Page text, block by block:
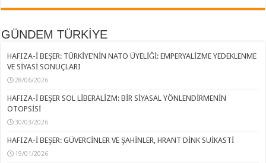
GÜNDEM TÜRKİYE
HAFIZA-İ BEŞER: TÜRKİYE’NİN NATO ÜYELİĞİ: EMPERYALİZME YEDEKLENME
VE SİYASİ SONUÇLARI
28/06/2026
HAFIZA-İ BEŞER SOL LİBERALİZM: BİR SİYASAL YÖNLENDİRMENİN
OTOPSİSİ
30/03/2026
HAFIZA-İ BEŞER: GÜVERCİNLER VE ŞAHİNLER, HRANT DİNK SUİKASTİ
19/01/2026